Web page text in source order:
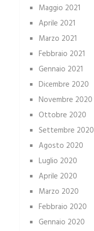
Maggio 2021
Aprile 2021
Marzo 2021
Febbraio 2021
Gennaio 2021
Dicembre 2020
Novembre 2020
Ottobre 2020
Settembre 2020
Agosto 2020
Luglio 2020
Aprile 2020
Marzo 2020
Febbraio 2020
Gennaio 2020